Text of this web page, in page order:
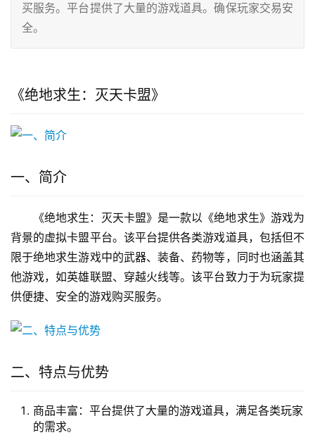
买服务。平台提供了大量的游戏道具。确保玩家交易安
全。
《绝地求生：灭天卡盟》
一、简介
《绝地求生：灭天卡盟》是一款以《绝地求生》游戏为
背景的虚拟卡盟平台。该平台提供各类游戏道具，包括但不
限于绝地求生游戏中的武器、装备、药物等，同时也涵盖其
他游戏，如英雄联盟、穿越火线等。该平台致力于为玩家提
供便捷、安全的游戏购买服务。
二、特点与优势
商品丰富：平台提供了大量的游戏道具，满足各类玩家
的需求。